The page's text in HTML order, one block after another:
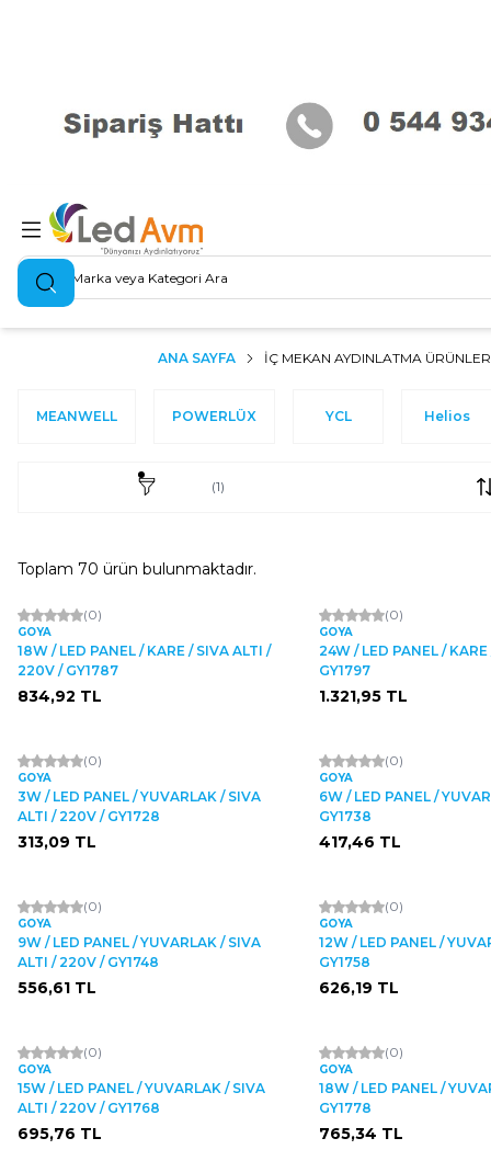
Ara
ANA SAYFA İÇ MEKAN AYDINLATMA
MEANWELL POWERLÜX YCL Helios
Filtrele (1)
Toplam 70 ürün bulunmaktadır.
(0)
GOYA
18W / LED PANEL / KARE / SIVA ALTI /
220V / GY1787
834,92 TL
(0)
GOYA
24W / LED PANEL /
GY1797
1.321,95 TL
(0)
GOYA
3W / LED PANEL / YUVARLAK / SIVA
ALTI / 220V / GY1728
313,09 TL
(0)
GOYA
6W / LED PANEL /
GY1738
417,46 TL
(0)
GOYA
9W / LED PANEL / YUVARLAK / SIVA
ALTI / 220V / GY1748
556,61 TL
(0)
GOYA
12W / LED PANEL /
GY1758
626,19 TL
(0)
GOYA
15W / LED PANEL / YUVARLAK / SIVA
ALTI / 220V / GY1768
695,76 TL
(0)
GOYA
18W / LED PANEL /
GY1778
765,34 TL